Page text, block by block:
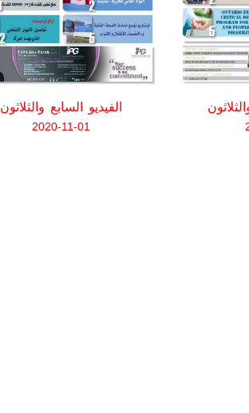
الفيديو السابع والثلاثون
2020-11-01